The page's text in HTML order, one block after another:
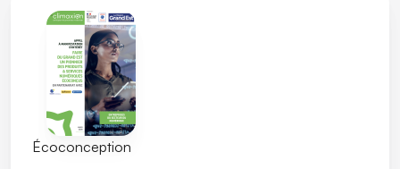
Écoconception